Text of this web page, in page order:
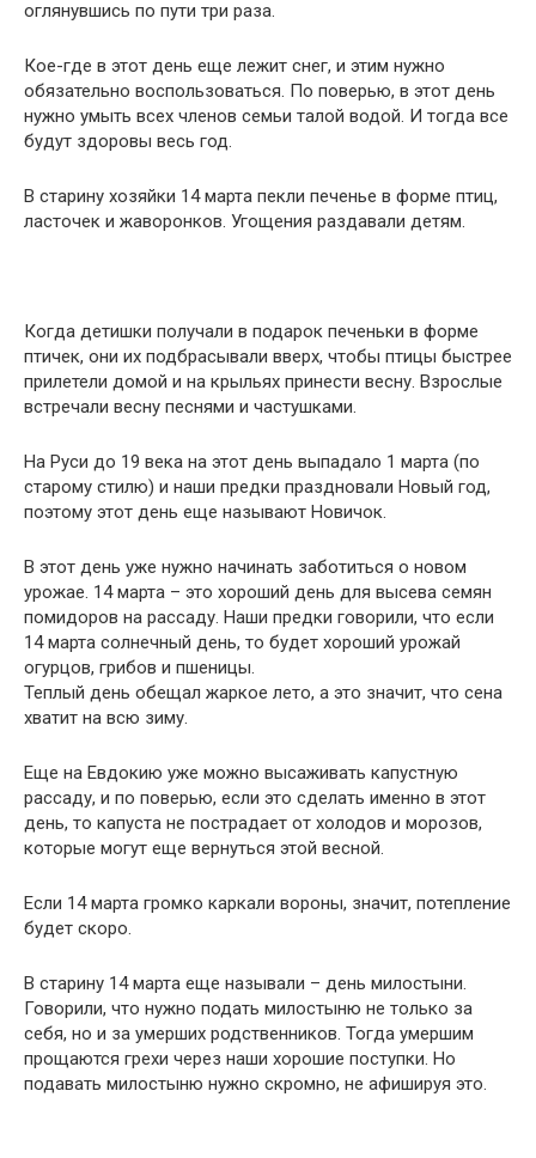
оглянувшись по пути три раза.
Кое-где в этот день еще лежит снег, и этим нужно
обязательно воспользоваться. По поверью, в этот день
нужно умыть всех членов семьи талой водой. И тогда все
будут здоровы весь год.
В старину хозяйки 14 марта пекли печенье в форме птиц,
ласточек и жаворонков. Угощения раздавали детям.
Когда детишки получали в подарок печеньки в форме
птичек, они их подбрасывали вверх, чтобы птицы быстрее
прилетели домой и на крыльях принести весну. Взрослые
встречали весну песнями и частушками.
На Руси до 19 века на этот день выпадало 1 марта (по
старому стилю) и наши предки праздновали Новый год,
поэтому этот день еще называют Новичок.
В этот день уже нужно начинать заботиться о новом
урожае. 14 марта – это хороший день для высева семян
помидоров на рассаду. Наши предки говорили, что если
14 марта солнечный день, то будет хороший урожай
огурцов, грибов и пшеницы.
Теплый день обещал жаркое лето, а это значит, что сена
хватит на всю зиму.
Еще на Евдокию уже можно высаживать капустную
рассаду, и по поверью, если это сделать именно в этот
день, то капуста не пострадает от холодов и морозов,
которые могут еще вернуться этой весной.
Если 14 марта громко каркали вороны, значит, потепление
будет скоро.
В старину 14 марта еще называли – день милостыни.
Говорили, что нужно подать милостыню не только за
себя, но и за умерших родственников. Тогда умершим
прощаются грехи через наши хорошие поступки. Но
подавать милостыню нужно скромно, не афишируя это.